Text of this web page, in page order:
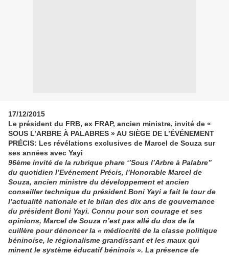
17/12/2015
Le président du FRB, ex FRAP, ancien ministre, invité de «
SOUS L’ARBRE À PALABRES » AU SIÈGE DE L’ÉVÉNEMENT
PRÉCIS: Les révélations exclusives de Marcel de Souza sur
ses années avec Yayi
96ème invité de la rubrique phare ‘’Sous l’Arbre à Palabre’’
du quotidien l’Evénement Précis, l’Honorable Marcel de
Souza, ancien ministre du développement et ancien
conseiller technique du président Boni Yayi a fait le tour de
l’actualité nationale et le bilan des dix ans de gouvernance
du président Boni Yayi. Connu pour son courage et ses
opinions, Marcel de Souza n’est pas allé du dos de la
cuillère pour dénoncer la « médiocrité de la classe politique
béninoise, le régionalisme grandissant et les maux qui
minent le système éducatif béninois ». La présence de